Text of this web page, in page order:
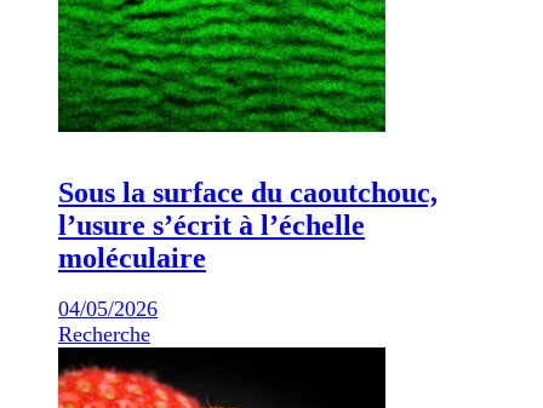
Sous la surface du caoutchouc,
l’usure s’écrit à l’échelle
moléculaire
04/05/2026
Recherche